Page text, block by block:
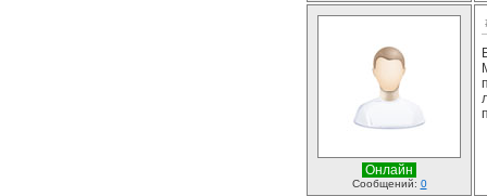
Онлайн
Сообщений: 0